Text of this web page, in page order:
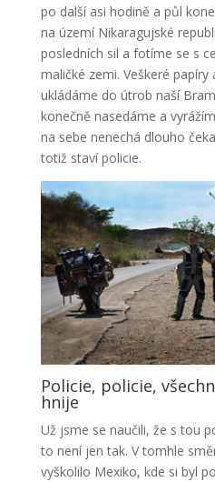
po další asi hodině a půl
na území Nikaragujské
posledních sil a fotíme se s
maličké zemi. Veškeré papíry
ukládáme do útrob naší
konečně nasedáme a
na sebe nenechá dlouho
totiž staví policie.
Policie, policie,
hnije
Už jsme se naučili, že s tou
to není jen tak. V tomhle
vyškolilo Mexiko, kde si byl